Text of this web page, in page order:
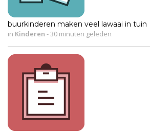
buurkinderen maken veel lawaai in tuin
in Kinderen -30 minuten geleden